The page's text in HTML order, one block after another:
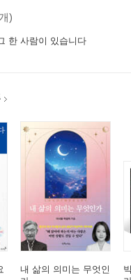
)
한 사람이 있습니다
내 삶의 의미는 무엇인